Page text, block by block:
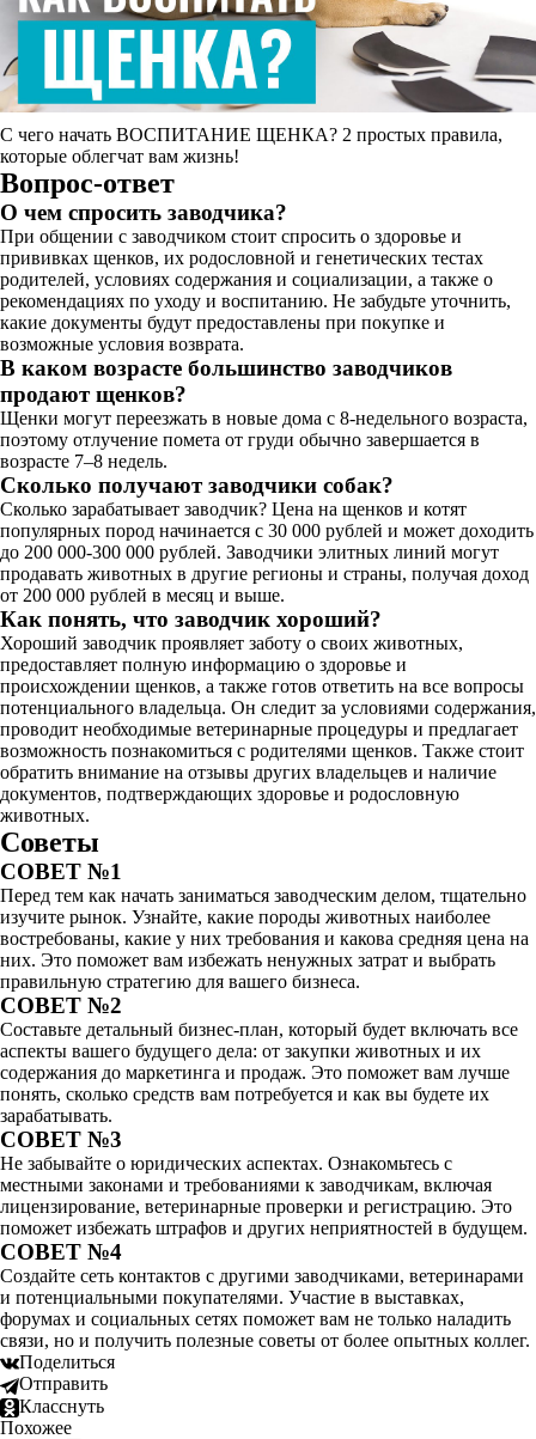
С чего начать ВОСПИТАНИЕ ЩЕНКА? 2 простых правила,
которые облегчат вам жизнь!
Вопрос-ответ
О чем спросить заводчика?
При общении с заводчиком стоит спросить о здоровье и
прививках щенков, их родословной и генетических тестах
родителей, условиях содержания и социализации, а также о
рекомендациях по уходу и воспитанию. Не забудьте уточнить,
какие документы будут предоставлены при покупке и
возможные условия возврата.
В каком возрасте большинство заводчиков
продают щенков?
Щенки могут переезжать в новые дома с 8-недельного возраста,
поэтому отлучение помета от груди обычно завершается в
возрасте 7–8 недель.
Сколько получают заводчики собак?
Сколько зарабатывает заводчик? Цена на щенков и котят
популярных пород начинается с 30 000 рублей и может доходить
до 200 000-300 000 рублей. Заводчики элитных линий могут
продавать животных в другие регионы и страны, получая доход
от 200 000 рублей в месяц и выше.
Как понять, что заводчик хороший?
Хороший заводчик проявляет заботу о своих животных,
предоставляет полную информацию о здоровье и
происхождении щенков, а также готов ответить на все вопросы
потенциального владельца. Он следит за условиями содержания,
проводит необходимые ветеринарные процедуры и предлагает
возможность познакомиться с родителями щенков. Также стоит
обратить внимание на отзывы других владельцев и наличие
документов, подтверждающих здоровье и родословную
животных.
Советы
СОВЕТ №1
Перед тем как начать заниматься заводческим делом, тщательно
изучите рынок. Узнайте, какие породы животных наиболее
востребованы, какие у них требования и какова средняя цена на
них. Это поможет вам избежать ненужных затрат и выбрать
правильную стратегию для вашего бизнеса.
СОВЕТ №2
Составьте детальный бизнес-план, который будет включать все
аспекты вашего будущего дела: от закупки животных и их
содержания до маркетинга и продаж. Это поможет вам лучше
понять, сколько средств вам потребуется и как вы будете их
зарабатывать.
СОВЕТ №3
Не забывайте о юридических аспектах. Ознакомьтесь с
местными законами и требованиями к заводчикам, включая
лицензирование, ветеринарные проверки и регистрацию. Это
поможет избежать штрафов и других неприятностей в будущем.
СОВЕТ №4
Создайте сеть контактов с другими заводчиками, ветеринарами
и потенциальными покупателями. Участие в выставках,
форумах и социальных сетях поможет вам не только наладить
связи, но и получить полезные советы от более опытных коллег.
Поделиться
Отправить
Класснуть
Похожее